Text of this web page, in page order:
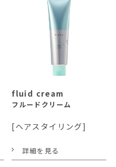
fluid cream
フルードクリーム
[ヘアスタイリング]
詳細を見る